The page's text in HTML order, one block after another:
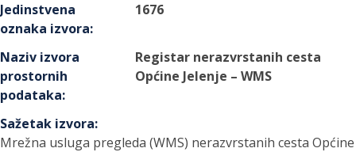
Jedinstvena
oznaka izvora:
1676
Naziv izvora
prostornih
podataka:
Registar nerazvrstanih cesta
Općine Jelenje – WMS
Sažetak izvora:
Mrežna usluga pregleda (WMS) nerazvrstanih cesta Općine